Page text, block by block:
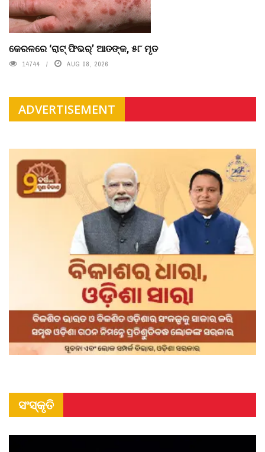
କେରଳରେ ‘ରାଟ୍ ଫିଭର୍’ ଆତଙ୍କ, ୫୮ ମୃତ
14744 AUG 08, 2026
ADVERTISEMENT
ସଂସ୍କୃତି